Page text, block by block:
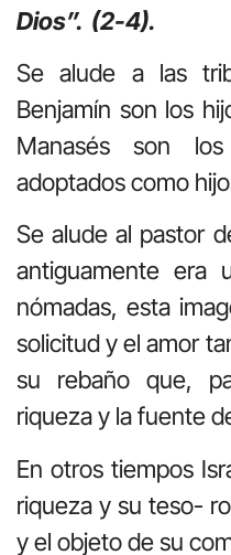
Dios”. (2-4).
Se alude a las
Benjamín son los
Manasés son
adoptados como
Se alude al pastor
antiguamente era
nómadas, esta
solicitud y el amor
su rebaño que,
riqueza y la fuente
En otros tiempos
riqueza y su teso-
y el objeto de su